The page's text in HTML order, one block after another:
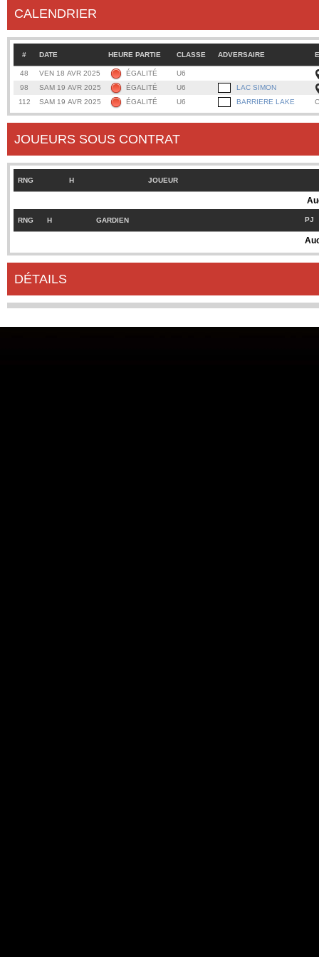
CALENDRIER
# DATE HEURE PARTIE CLASSE ADVERSAIRE
48 VEN 18 AVR 2025 ÉGALITÉ
U6
98
SAM 19 AVR 2025 ÉGALITÉ U6
LAC SIMON
112
SAM 19 AVR 2025 ÉGALITÉ U6 BARRIERE LAKE
JOUEURS SOUS CONTRAT
RNG H JOUEUR
RNG H GARDIEN PJ
DÉTAILS